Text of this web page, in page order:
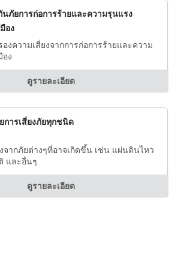
นภัยการก่อการร้ายและความรุนแรง
อง
งความเสี่ยงจากการก่อการร้ายและความ
อง
ดูรายละเอียด
การเสี่ยงภัยทุกชนิด
จากภัยต่างๆที่อาจเกิดขึ้น เช่น แผ่นดินไหว
และอื่นๆ
ดูรายละเอียด